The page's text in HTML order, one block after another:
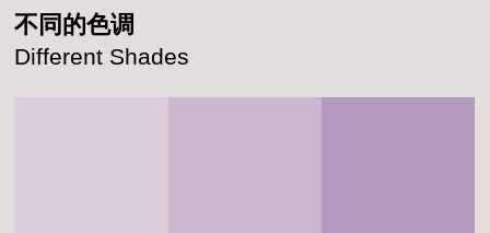
不同的色调
Different Shades